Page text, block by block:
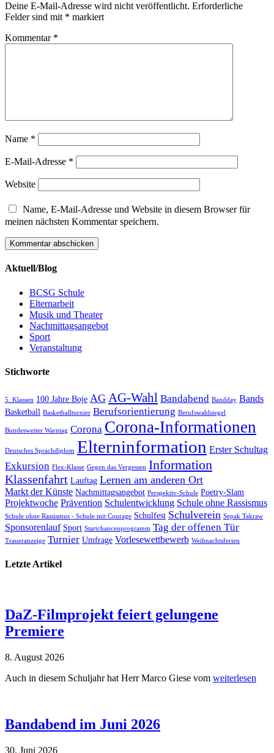
Deine E-Mail-Adresse wird nicht veröffentlicht. Erforderliche
Felder sind mit * markiert
Kommentar *
Name *
E-Mail-Adresse *
Website
Name, E-Mail-Adresse und Website in diesem Browser für
meinen nächsten Kommentar speichern.
Aktuell/Blog
BCSG Schule
Elternarbeit
Musik und Theater
Nachmittagsangebot
Sport
Veranstaltung
Stichworte
5. Klassen 100 Jahre Boje AG AG-Wahl Bandabend Bandday Bands
Basketball Basketballturnier Berufsorientierung Berufswahlsiegel
Bundesweiter Warntag Corona Corona-Informationen
Deutsches Sprachdiplom Elterninformation Erster Schultag
Exkursion Flex-Klasse Gegen das Vergessen Information
Klassenfahrt Lauftag Lernen am anderen Ort
Markt der Künste Nachmittagsangebot Perspektiv-Schule Poetry-Slam
Projektwoche Prävention Schulentwicklung Schule ohne Rassismus
Schule ohne Rassismus - Schule mit Courage Schulfest Schulverein Sepak Takraw
Sponsorenlauf Sport Startchancenprogramm Tag der offenen Tür
Traueranzeige Turnier Umfrage Vorlesewettbewerb Weihnachtsferien
Letzte Artikel
DaZ-Filmprojekt feiert gelungene
Premiere
8. August 2026
Auch in diesem Schuljahr hat Herr Marco Giese vom weiterlesen
Bandabend im Juni 2026
30. Juni 2026